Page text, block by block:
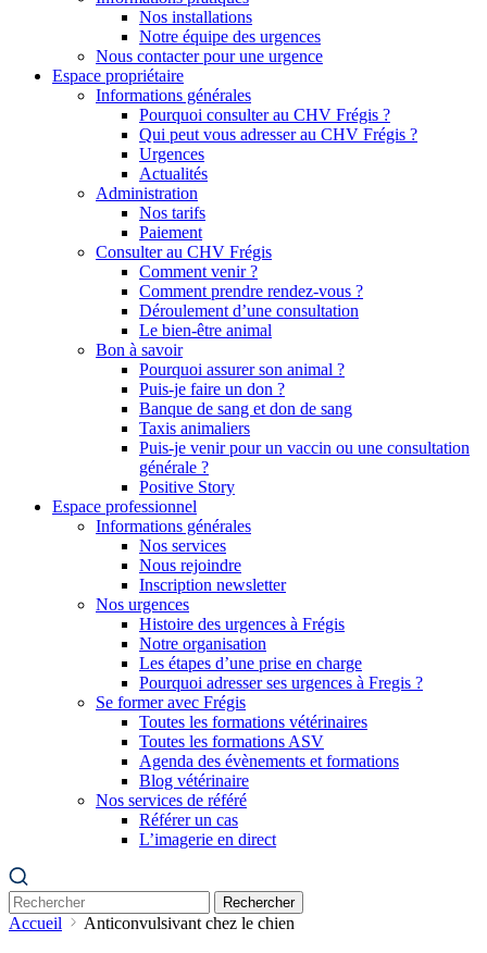
Nos installations
Notre équipe des urgences
Nous contacter pour une urgence
Espace propriétaire
Informations générales
Pourquoi consulter au CHV Frégis ?
Qui peut vous adresser au CHV Frégis ?
Urgences
Actualités
Administration
Nos tarifs
Paiement
Consulter au CHV Frégis
Comment venir ?
Comment prendre rendez-vous ?
Déroulement d’une consultation
Le bien-être animal
Bon à savoir
Pourquoi assurer son animal ?
Puis-je faire un don ?
Banque de sang et don de sang
Taxis animaliers
Puis-je venir pour un vaccin ou une consultation
générale ?
Positive Story
Espace professionnel
Informations générales
Nos services
Nous rejoindre
Inscription newsletter
Nos urgences
Histoire des urgences à Frégis
Notre organisation
Les étapes d’une prise en charge
Pourquoi adresser ses urgences à Fregis ?
Se former avec Frégis
Toutes les formations vétérinaires
Toutes les formations ASV
Agenda des évènements et formations
Blog vétérinaire
Nos services de référé
Référer un cas
L’imagerie en direct
Rechercher
Accueil Anticonvulsivant chez le chien